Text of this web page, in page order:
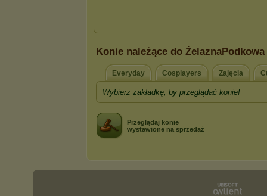
Konie należące do ŻelaznaPodkowa
Everyday Cosplayers Zajęcia
Wybierz zakładkę, by przeglądać konie!
Przeglądaj konie
wystawione na sprzedaż